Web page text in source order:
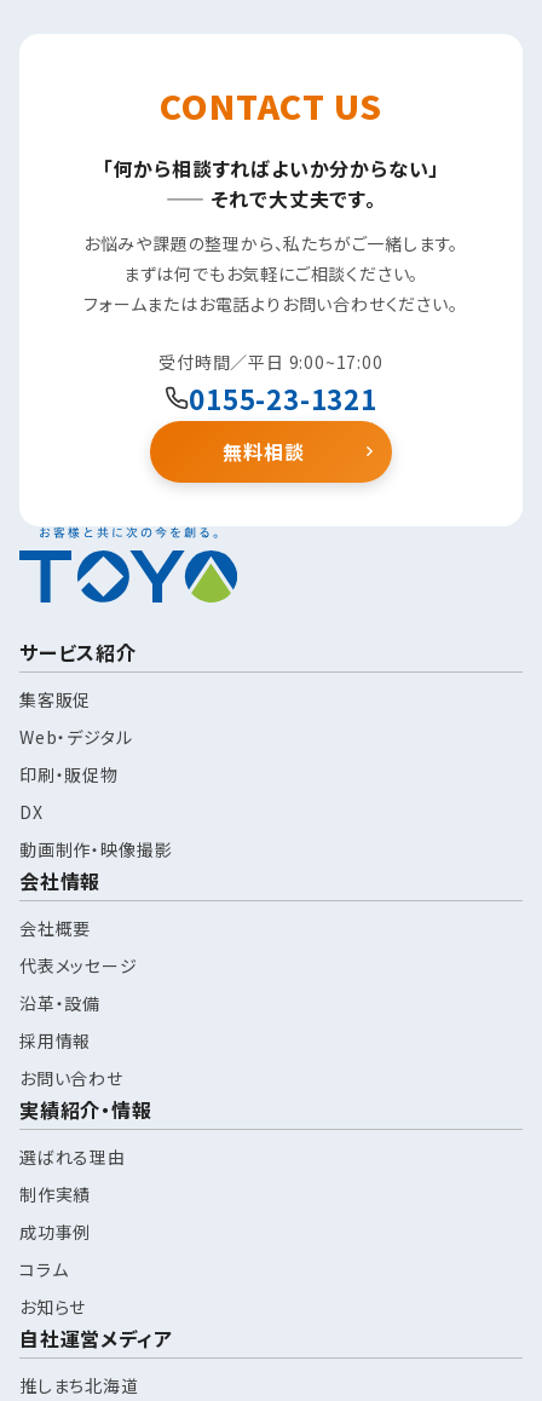
サービス紹介
集客販促
Web・デジタル
印刷・販促物
DX
動画制作・映像撮影
会社情報
会社概要
代表メッセージ
沿革・設備
採用情報
お問い合わせ
実績紹介・情報
選ばれる理由
制作実績
成功事例
コラム
お知らせ
自社運営メディア
推しまち北海道
CONTACT US
「何から相談すればよいか分からない」
—— それで大丈夫です。
お悩みや課題の整理から、私たちがご一緒します。
まずは何でもお気軽にご相談ください。
フォームまたはお電話よりお問い合わせください。
受付時間／平日 9:00~17:00
0155-23-1321
無料相談